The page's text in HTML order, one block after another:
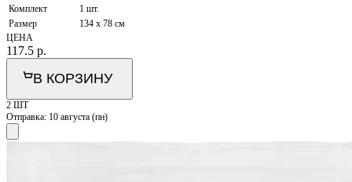
Комплект
1 шт.
Размер
134 x 78 см
ЦЕНА
117.5 р.
В КОРЗИНУ
2 ШТ
Отправка: 10 августа (пн)